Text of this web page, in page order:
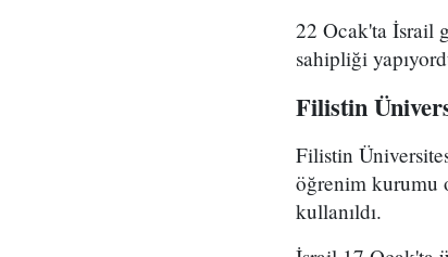
22 Ocak'ta İsrail
sahipliği
Filistin
Filistin
öğrenim kurumu
kullanıldı.